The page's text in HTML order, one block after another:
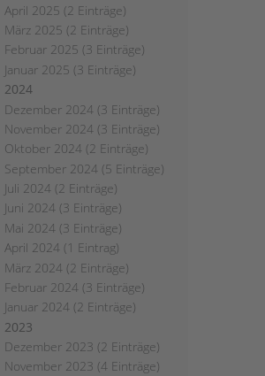
April 2025 (2 Einträge)
März 2025 (2 Einträge)
Februar 2025 (3 Einträge)
Januar 2025 (3 Einträge)
2024
Dezember 2024 (3 Einträge)
November 2024 (3 Einträge)
Oktober 2024 (2 Einträge)
September 2024 (5 Einträge)
Juli 2024 (2 Einträge)
Juni 2024 (3 Einträge)
Mai 2024 (3 Einträge)
April 2024 (1 Eintrag)
März 2024 (2 Einträge)
Februar 2024 (3 Einträge)
Januar 2024 (2 Einträge)
2023
Dezember 2023 (2 Einträge)
November 2023 (4 Einträge)